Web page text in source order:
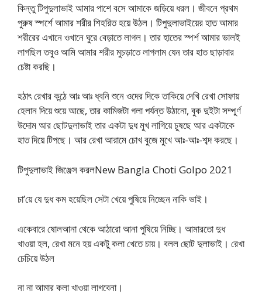
কিন্তু টিপুদুলাভাই আমার পাশে বসে আমাকে জড়িয়ে ধরল। জীবনে প্রথম
পুরুষ স্পর্শে আমার শরীর শিহরিত হয়ে উঠল। টিপুদুলাভাইয়ের হাত আমার
শরীরের এখানে ওখানে ঘুরে বেড়াতে লাগল। তার হাতের স্পর্শ আমার ভালই
লাগছিল তবুও আমি আমার শরীর মুচড়াতে লাগলাম যেন তার হাত ছাড়াবার
চেষ্টা করছি।
হঠাৎ রেখার কন্ঠে আঃ আঃ ধ্বনি শুনে ওদের দিকে তাকিয়ে দেখি রেখা সোফায়
হেলান দিয়ে শুয়ে আছে, তার কামিজটা গলা পর্যন্ত উঠানো, বুক দুইটা সম্পুর্ণ
উদোম আর ছোটদুলাভাই তার একটা দুধ মুখ লাগিয়ে চুষছে আর একটাকে
হাত দিয়ে টিপছে। আর রেখা আরামে চোখ বুজে মুখে আঃ-আঃ-শব্দ করছে।
টিপুদুলাভাই জিঞ্জেস করলNew Bangla Choti Golpo 2021
চা’য়ে যে দুধ কম হয়েছিল সেটা খেয়ে পুষিয়ে নিচ্ছেন নাকি ভাই।
একেবারে ষোলআনা থেকে আঠারো আনা পুষিয়ে নিচ্ছি। আমারতো দুধ
খাওয়া হল, রেখা মনে হয় একটু কলা খেতে চায়। বলল ছোট দুলাভাই। রেখা
চেচিয়ে উঠল
না না আমার কলা খাওয়া লাগবেনা।